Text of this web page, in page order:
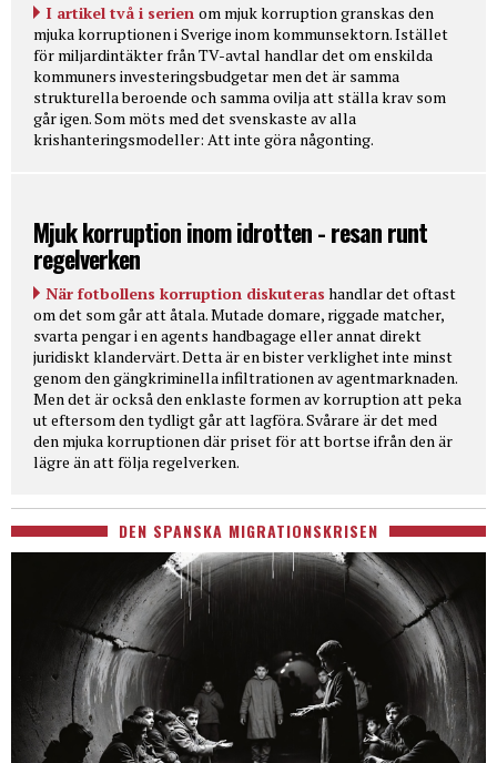
I artikel två i serien om mjuk korruption granskas den
mjuka korruptionen i Sverige inom kommunsektorn. Istället
för miljardintäkter från TV-avtal handlar det om enskilda
kommuners investeringsbudgetar men det är samma
strukturella beroende och samma ovilja att ställa krav som
går igen. Som möts med det svenskaste av alla
krishanteringsmodeller: Att inte göra någonting.
Mjuk korruption inom idrotten - resan runt
regelverken
När fotbollens korruption diskuteras handlar det oftast
om det som går att åtala. Mutade domare, riggade matcher,
svarta pengar i en agents handbagage eller annat direkt
juridiskt klandervärt. Detta är en bister verklighet inte minst
genom den gängkriminella infiltrationen av agentmarknaden.
Men det är också den enklaste formen av korruption att peka
ut eftersom den tydligt går att lagföra. Svårare är det med
den mjuka korruptionen där priset för att bortse ifrån den är
lägre än att följa regelverken.
DEN SPANSKA MIGRATIONSKRISEN